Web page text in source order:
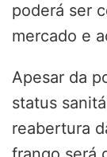
poderá ser
mercado e
Apesar da
status
reabertura